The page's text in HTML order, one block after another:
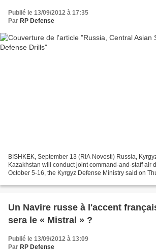
Publié le 13/09/2012 à 17:35
Par RP Defense
BISHKEK, September 13 (RIA Novosti) Russia,
Kazakhstan will conduct joint command-and-staff air
October 5-16, the Kyrgyz Defense Ministry said on
Un Navire russe à l'accent
sera le « Mistral » ?
Publié le 13/09/2012 à 13:09
Par RP Defense